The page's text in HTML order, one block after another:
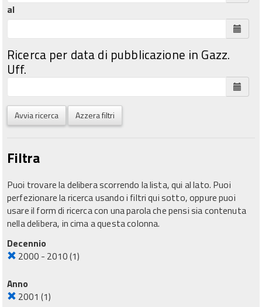
al
Ricerca per data di pubblicazione in Gazz.
Uff.
Avvia ricerca Azzera filtri
Filtra
Puoi trovare la delibera scorrendo la lista, qui al lato. Puoi
perfezionare la ricerca usando i filtri qui sotto, oppure puoi
usare il form di ricerca con una parola che pensi sia contenuta
nella delibera, in cima a questa colonna.
Decennio
2000 - 2010(1)
Anno
2001 (1)